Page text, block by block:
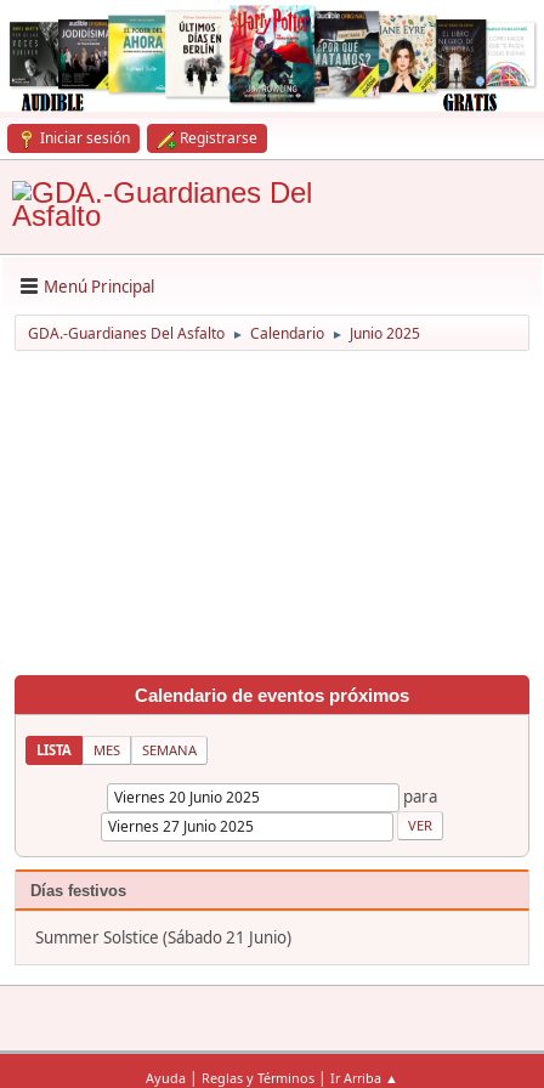
Iniciar sesión Registrarse
Menú Principal
GDA.-Guardianes Del Asfalto ► Calendario ► Junio 2025
Calendario de eventos próximos
LISTA MES SEMANA
para
Días festivos
Summer Solstice (Sábado 21 Junio)
Ayuda | Reglas y Términos | Ir Arriba ▲